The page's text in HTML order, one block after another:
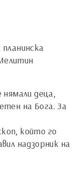
деца,
на Бога. За
който го
надзорник на